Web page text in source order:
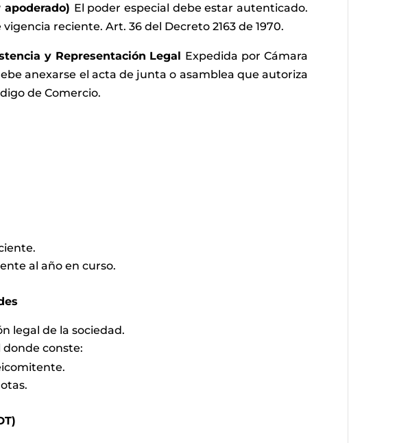
El poder especial debe estar autenticado.
reciente. Art. 36 del Decreto 2163 de 1970.
y Representación Legal Expedida por Cámara
anexarse el acta de junta o asamblea que autoriza
de Comercio.
al año en curso.
legal de la sociedad.
conste: